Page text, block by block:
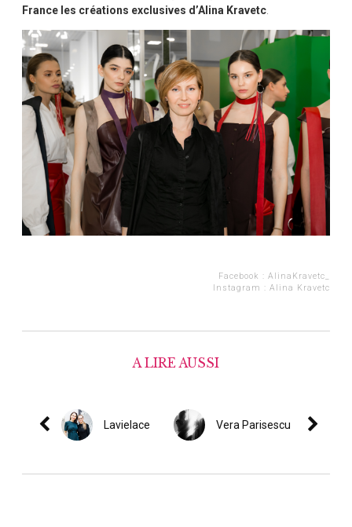
France les créations exclusives d’Alina Kravetc.
Facebook : AlinaKravetc_
Instagram : Alina Kravetc
A LIRE AUSSI
Lavielace Vera Parisescu